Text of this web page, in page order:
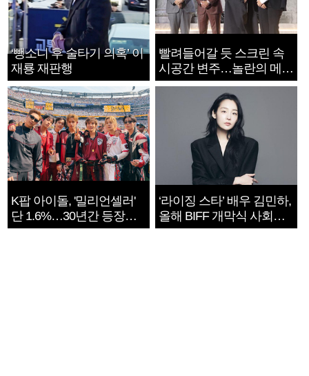
‘뺑소니 후 술타기 의혹’ 이
재룡 재판행
빨려들어갈 듯 스크린 속
시공간 변주…놀란의 메시
지는 ‘전쟁 속죄’
K팝 아이돌, '밀리언셀러'
단 1.6%…30년간 등장
1182개팀 전수조사
‘라이징 스타’ 배우 김민하,
올해 BIFF 개막식 사회자
확정